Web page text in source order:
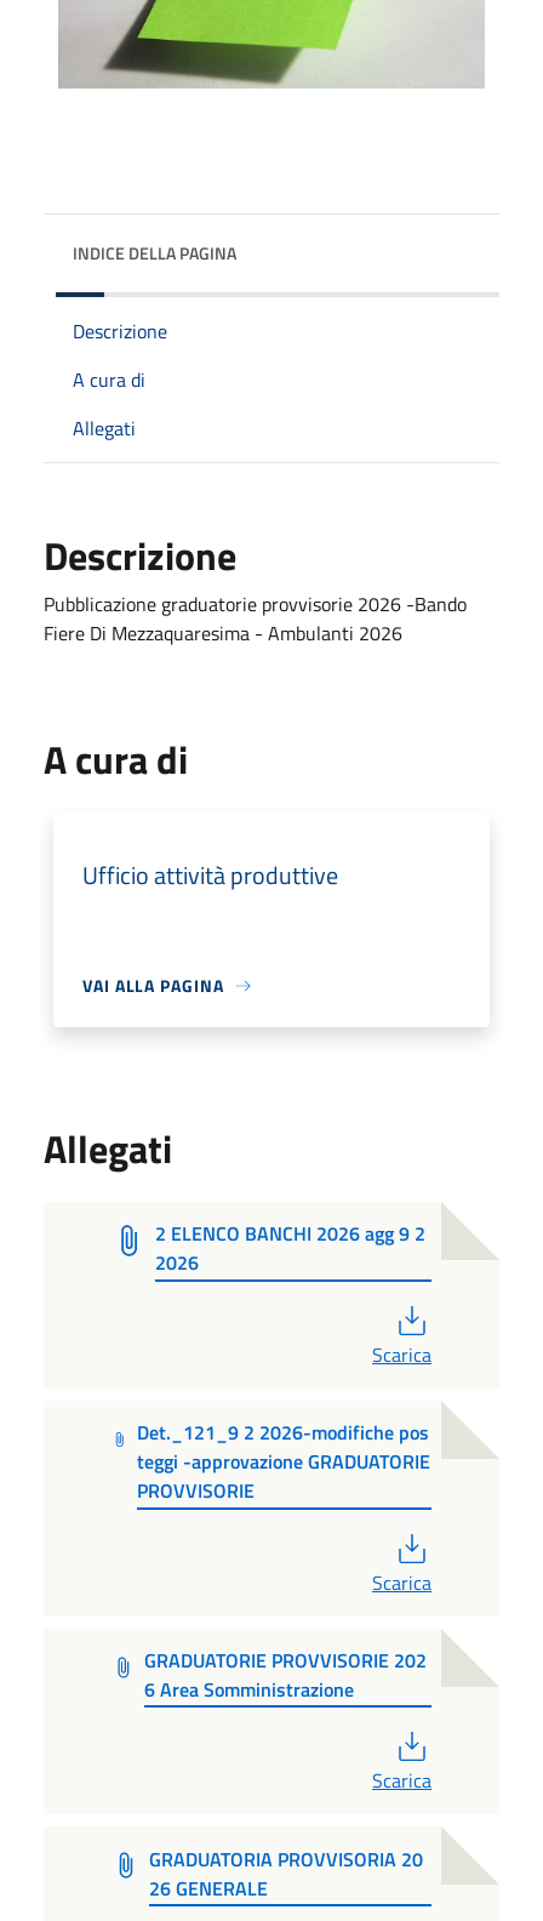
INDICE DELLA PAGINA
Descrizione
A cura di
Allegati
Descrizione
Pubblicazione graduatorie provvisorie 2026 -Bando
Fiere Di Mezzaquaresima - Ambulanti 2026
A cura di
Ufficio attività produttive
VAI ALLA PAGINA
Allegati
2 ELENCO BANCHI 2026 agg 9 2
2026
Scarica
Det._121_9 2 2026-modifiche pos
teggi -approvazione GRADUATORIE
PROVVISORIE
Scarica
GRADUATORIE PROVVISORIE 202
6 Area Somministrazione
Scarica
GRADUATORIA PROVVISORIA 20
26 GENERALE